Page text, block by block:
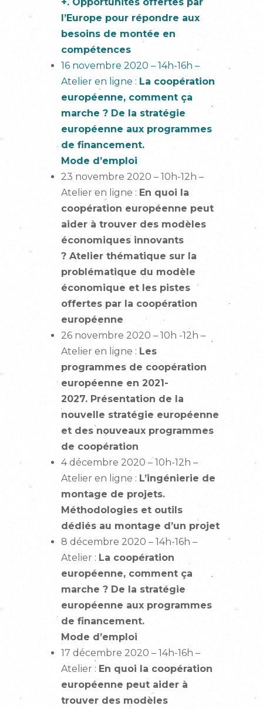
l’Europe pour répondre aux
besoins de montée en
compétences
16 novembre 2020 – 14h-16h –
Atelier en ligne : La coopération
européenne, comment ça
marche ? De la stratégie
européenne aux programmes
de financement.
Mode d’emploi
23 novembre 2020 – 10h-12h –
Atelier en ligne : En quoi la
coopération européenne peut
aider à trouver des modèles
économiques innovants
? Atelier thématique sur la
problématique du modèle
économique et les pistes
offertes par la coopération
européenne
26 novembre 2020 – 10h -12h –
Atelier en ligne : Les
programmes de coopération
européenne en 2021-
2027. Présentation de la
nouvelle stratégie européenne
et des nouveaux programmes
de coopération
4 décembre 2020 – 10h-12h –
Atelier en ligne : L’ingénierie de
montage de projets.
Méthodologies et outils
dédiés au montage d’un projet
8 décembre 2020 – 14h-16h –
Atelier : La coopération
européenne, comment ça
marche ? De la stratégie
européenne aux programmes
de financement.
Mode d’emploi
17 décembre 2020 – 14h-16h –
Atelier : En quoi la coopération
européenne peut aider à
trouver des modèles